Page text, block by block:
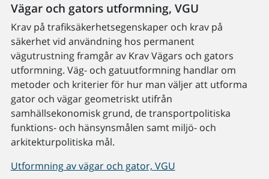
Vägar och gators utformning, VGU
Krav på trafiksäkerhetsegenskaper och krav på
säkerhet vid användning hos permanent
vägutrustning framgår av Krav Vägars och gators
utformning. Väg- och gatuutformning handlar om
metoder och kriterier för hur man väljer att utforma
gator och vägar geometriskt utifrån
samhällsekonomisk grund, de transportpolitiska
funktions- och hänsynsmålen samt miljö- och
arkitekturpolitiska mål.
Utformning av vägar och gator, VGU